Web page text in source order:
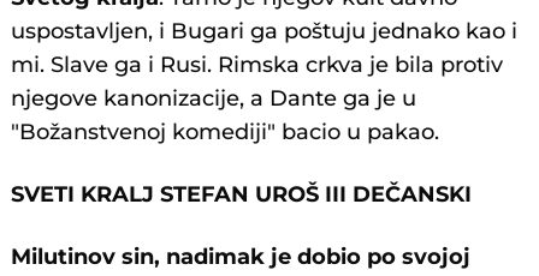
uspostavljen, i Bugari ga poštuju jednako kao i
mi. Slave ga i Rusi. Rimska crkva je bila protiv
njegove kanonizacije, a Dante ga je u
"Božanstvenoj komediji" bacio u pakao.
SVETI KRALJ STEFAN UROŠ III DEČANSKI
Milutinov sin, nadimak je dobio po svojoj